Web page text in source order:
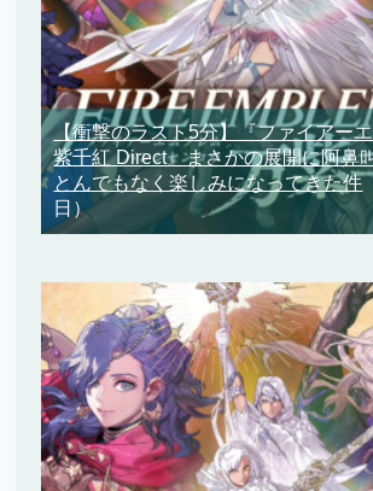
【衝撃のラスト5分】『ファイアー
紫千紅 Direct』まさかの展開に阿鼻
とんでもなく楽しみになってきた件
日）